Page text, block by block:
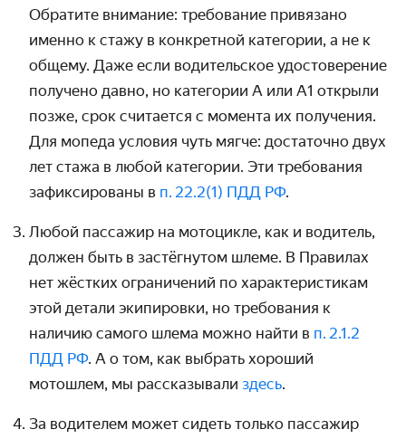
Обратите внимание: требование привязано
именно к стажу в конкретной категории, а не к
общему. Даже если водительское удостоверение
получено давно, но категории А или А1 открыли
позже, срок считается с момента их получения.
Для мопеда условия чуть мягче: достаточно двух
лет стажа в любой категории. Эти требования
зафиксированы в п. 22.2(1) ПДД РФ.
Любой пассажир на мотоцикле, как и водитель,
должен быть в застёгнутом шлеме. В Правилах
нет жёстких ограничений по характеристикам
этой детали экипировки, но требования к
наличию самого шлема можно найти в п. 2.1.2
ПДД РФ. А о том, как выбрать хороший
мотошлем, мы рассказывали здесь.
За водителем может сидеть только пассажир